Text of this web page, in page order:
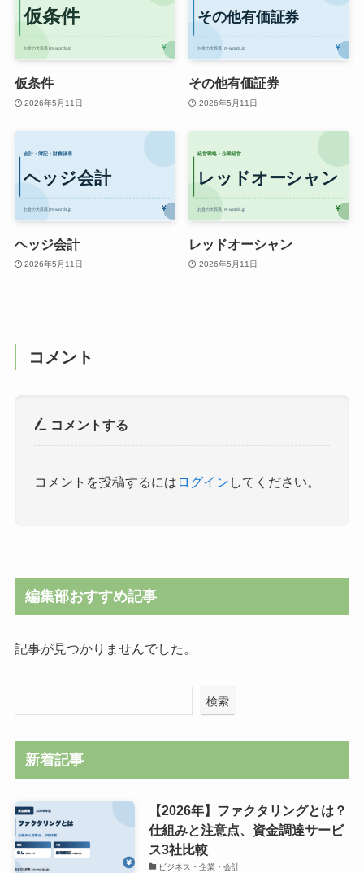
仮条件
2026年5月11日
その他有価証券
2026年5月11日
ヘッジ会計
2026年5月11日
レッドオーシャン
2026年5月11日
コメント
コメントする
コメントを投稿するには ログイン してください。
編集部おすすめ記事
記事が見つかりませんでした。
検索
新着記事
【2026年】ファクタリングとは？
仕組みと注意点、資金調達サービ
ス3社比較
ビジネス・企業・会計